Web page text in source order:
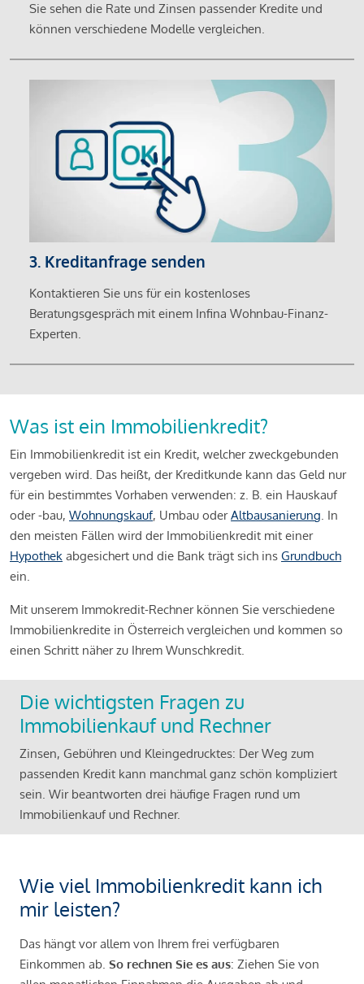
Sie sehen die Rate und Zinsen passender Kredite und
können verschiedene Modelle vergleichen.
3. Kreditanfrage senden
Kontaktieren Sie uns für ein kostenloses
Beratungsgespräch mit einem Infina Wohnbau-Finanz-
Experten.
Was ist ein Immobilienkredit?
Ein Immobilienkredit ist ein Kredit, welcher zweckgebunden
vergeben wird. Das heißt, der Kreditkunde kann das Geld nur
für ein bestimmtes Vorhaben verwenden: z. B. ein Hauskauf
oder -bau, Wohnungskauf, Umbau oderAltbausanierung. In
den meisten Fällen wird der Immobilienkredit mit einer
Hypothek abgesichert und die Bank trägt sich ins Grundbuch
ein.
Mit unserem Immokredit-Rechner können Sie verschiedene
Immobilienkredite in Österreich vergleichen und kommen so
einen Schritt näher zu Ihrem Wunschkredit.
Die wichtigsten Fragen zu
Immobilienkauf und Rechner
Zinsen, Gebühren und Kleingedrucktes: Der Weg zum
passenden Kredit kann manchmal ganz schön kompliziert
sein. Wir beantworten drei häufige Fragen rund um
Immobilienkauf und Rechner.
Wie viel Immobilienkredit kann ich
mir leisten?
Das hängt vor allem von Ihrem frei verfügbaren
Einkommen ab. So rechnen Sie es aus: Ziehen Sie von